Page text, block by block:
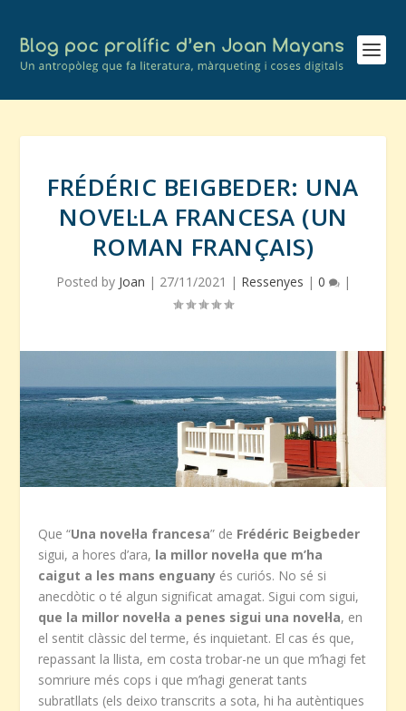
FRÉDÉRIC BEIGBEDER: UNA
NOVEL·LA FRANCESA (UN
ROMAN FRANÇAIS)
Posted by Joan | 27/11/2021 | Ressenyes | 0 |
Que “Una novel·la francesa” de Frédéric Beigbeder
sigui, a hores d’ara, la millor novel·la que m’ha
caigut a les mans enguany és curiós. No sé si
anecdòtic o té algun significat amagat. Sigui com sigui,
que la millor novel·la a penes sigui una novel·la, en
el sentit clàssic del terme, és inquietant. El cas és que,
repassant la llista, em costa trobar-ne un que m’hagi fet
somriure més cops i que m’hagi generat tants
subratllats (els deixo transcrits a sota, hi ha autèntiques